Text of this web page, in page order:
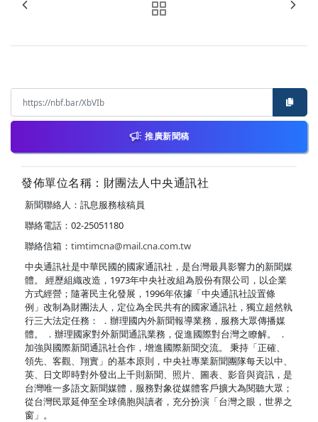
推廣新聞稿
發佈單位名稱：財團法人中央通訊社
新聞聯絡人：訊息服務核稿員
聯絡電話：02-25051180
聯絡信箱： timtimcna@mail.cna.com.tw
中央通訊社是中華民國的國家通訊社，是台灣最具影響力的新聞媒
體。 經歷組織改造，1973年中央社改組為股份有限公司，以企業
方式經營；隨著民主化發展，1996年依據「中央通訊社設置條
例」改制為財團法人，定位為全民共有的國家通訊社，獨立超然執
行三大法定任務： ．辦理國內外新聞報導業務，服務大眾傳播媒
體。 ．辦理國家對外新聞通訊業務，促進國際對台灣之瞭解。 ．
加強與國際新聞通訊社合作，增進國際新聞交流。 秉持「正確、
領先、客觀、翔實」的基本原則，中央社專業新聞團隊每天以中、
英、日文即時對外發出上千則新聞、照片、圖表、影音與資訊，是
台灣唯一多語文新聞媒體，服務對象從媒體客戶擴大為閱聽大眾；
從台灣民眾延伸至全球僑胞與讀者，充分扮演「台灣之眼，世界之
窗」。